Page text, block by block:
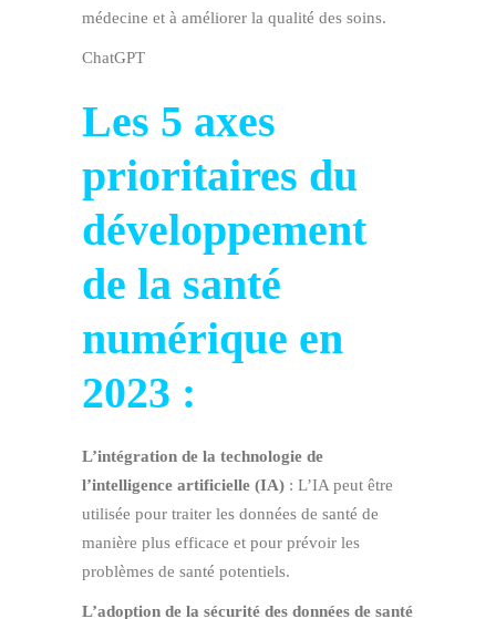
médecine et à améliorer la qualité des soins.
ChatGPT
Les 5 axes
prioritaires du
développement
de la santé
numérique en
2023 :
L’intégration de la technologie de
l’intelligence artificielle (IA) : L’IA peut être
utilisée pour traiter les données de santé de
manière plus efficace et pour prévoir les
problèmes de santé potentiels.
L’adoption de la sécurité des données de santé